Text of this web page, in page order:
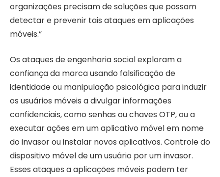
organizações precisam de soluções que possam
detectar e prevenir tais ataques em aplicações
móveis.”
Os ataques de engenharia social exploram a
confiança da marca usando falsificação de
identidade ou manipulação psicológica para induzir
os usuários móveis a divulgar informações
confidenciais, como senhas ou chaves OTP, ou a
executar ações em um aplicativo móvel em nome
do invasor ou instalar novos aplicativos. Controle do
dispositivo móvel de um usuário por um invasor.
Esses ataques a aplicações móveis podem ter